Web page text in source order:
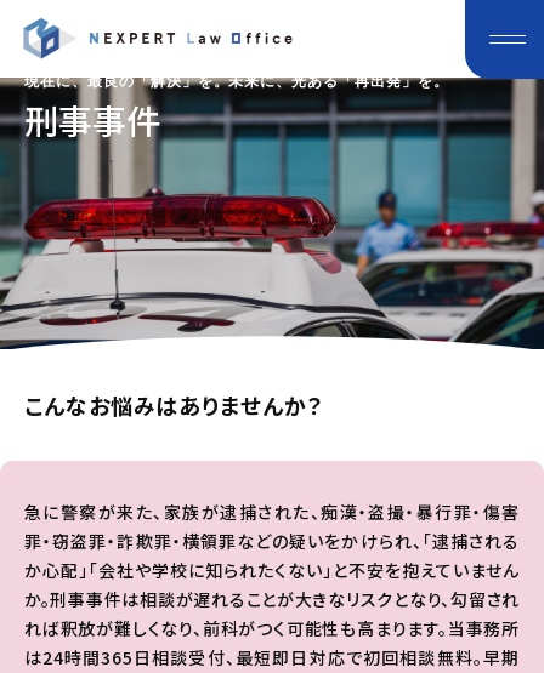
現在に、最良の「解決」を。未来に、光ある「再出発」を。
刑事事件
こんなお悩みはありませんか？
急に警察が来た、家族が逮捕された、痴漢・盗撮・暴行罪・傷害
罪・窃盗罪・詐欺罪・横領罪などの疑いをかけられ、「逮捕される
か心配」「会社や学校に知られたくない」と不安を抱えていません
か。刑事事件は相談が遅れることが大きなリスクとなり、勾留され
れば釈放が難しくなり、前科がつく可能性も高まります。当事務所
は24時間365日相談受付、最短即日対応で初回相談無料。早期